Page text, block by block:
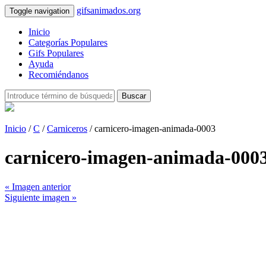
Toggle navigation gifsanimados.org
Inicio
Categorías Populares
Gifs Populares
Ayuda
Recomiéndanos
Buscar
Inicio /C /Carniceros / carnicero-imagen-animada-0003
carnicero-imagen-animada-
« Imagen anterior
Siguiente imagen »